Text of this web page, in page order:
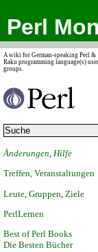
Perl
A wiki for German-speaking Perl &
Raku programming language(s) user
groups.
Änderungen Hilfe
Treffen, Veranstaltungen
Leute Gruppen Ziele
PerlLernen
Best of Perl Books
Die Besten Bücher